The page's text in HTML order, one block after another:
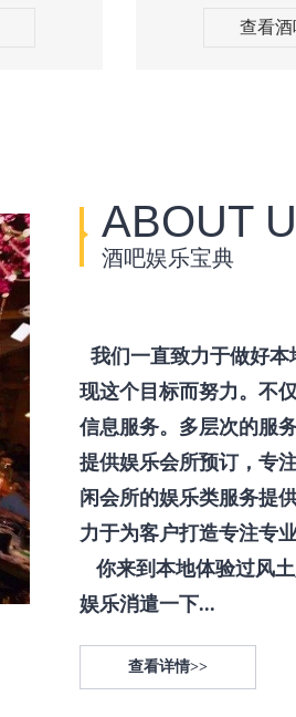
查看酒
ABOUT
酒吧娱乐宝典
我们一直致力于做好
现这个目标而努力。不
信息服务。多层次的服务
提供娱乐会所预订，专
闲会所的娱乐类服务提
力于为客户打造专注专
你来到本地体验过风
娱乐消遣一下...
查看详情>>